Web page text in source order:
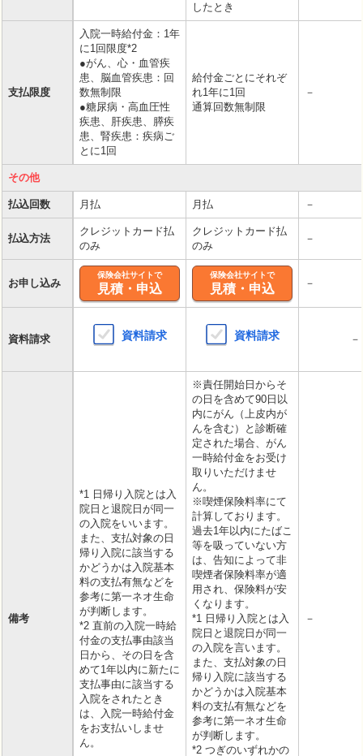
したとき
支払限度
入院一時給付金：1年
に1回限度*2
●がん、心・血管疾
患、脳血管疾患：回
数無制限
●糖尿病・高血圧性
疾患、肝疾患、膵疾
患、腎疾患：疾病ご
とに1回
給付金ごとにそれぞ
れ1年に1回
通算回数無制限
－
その他
払込回数 月払 月払 －
払込方法
クレジットカード払
のみ
クレジットカード払
のみ
－
お申し込み
保険会社サイトで
見積・申込
保険会社サイトで
見積・申込 －
資料請求 資料請求 資料請求 －
備考
*1 日帰り入院とは入
院日と退院日が同一
の入院をいいます。
また、支払対象の日
帰り入院に該当する
かどうかは入院基本
料の支払有無などを
参考に第一ネオ生命
が判断します。
*2 直前の入院一時給
付金の支払事由該当
日から、その日を含
めて1年以内に新たに
支払事由に該当する
入院をされたとき
は、入院一時給付金
をお支払いしませ
ん。
※責任開始日からそ
の日を含めて90日以
内にがん（上皮内が
んを含む）と診断確
定された場合、がん
一時給付金をお受け
取りいただけませ
ん。
※喫煙保険料率にて
計算しております。
過去1年以内にたばこ
等を吸っていない方
は、告知によって非
喫煙者保険料率が適
用され、保険料が安
くなります。
*1 日帰り入院とは入
院日と退院日が同一
の入院を言います。
また、支払対象の日
帰り入院に該当する
かどうかは入院基本
料の支払有無などを
参考に第一ネオ生命
が判断します。
*2 つぎのいずれかの
－